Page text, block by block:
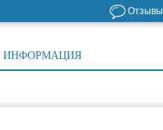
Отзывы
ИНФОРМАЦИЯ